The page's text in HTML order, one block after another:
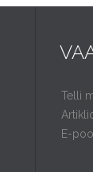
Telli
E-